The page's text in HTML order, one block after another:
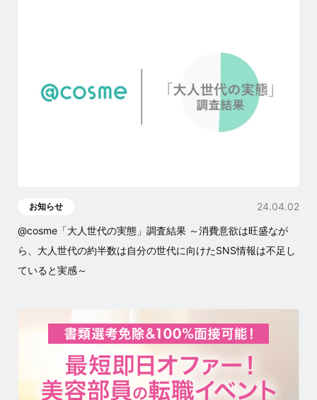
お知らせ
24.04.02
@cosme「大人世代の実態」調査結果 ～消費意欲は旺盛なが
ら、大人世代の約半数は自分の世代に向けたSNS情報は不足し
ていると実感～